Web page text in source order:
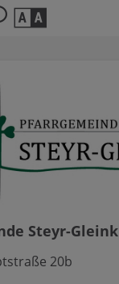
A
Steyr-Gleink
20b